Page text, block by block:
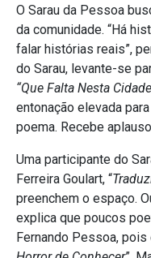
O Sarau da Pessoa
da comunidade. “Há
falar histórias reais”,
do Sarau, levante-se
“Que Falta Nesta
entonação elevada
poema. Recebe
Uma participante do
Ferreira Goulart, “
preenchem o espaço.
explica que poucos
Fernando Pessoa, pois